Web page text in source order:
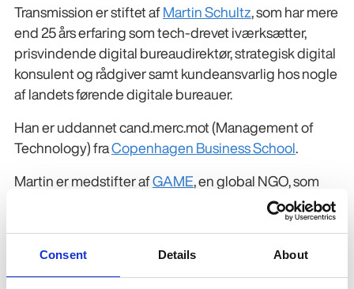
Consent Details About
Transmission er stiftet afMartin Schultz, som har mere
end 25 års erfaring som tech-drevet iværksætter,
prisvindende digital bureaudirektør, strategisk digital
konsulent og rådgiver samt kundeansvarlig hos nogle
af landets førende digitale bureauer.
Han er uddannet cand.merc.mot (Management of
Technology) fraCopenhagen Business School.
Martin er medstifter afGAME, en global NGO, som
blandt andet har modtaget Kronprinsparrets Sociale
Han har i april 2024 grundlagt “
Copenhagen: Innovators, Creators & Techies”